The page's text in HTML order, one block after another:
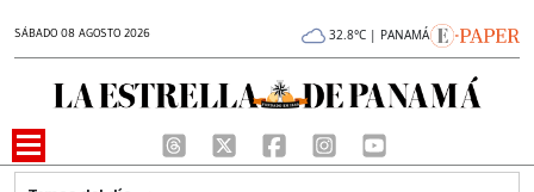
SÁBADO 08 AGOSTO 2026 32.8°C | PANAMÁ